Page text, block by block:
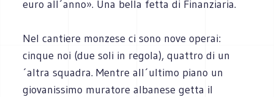
euro all´anno». Una bella fetta di Finanziaria.
Nel cantiere monzese ci sono nove operai:
cinque noi (due soli in regola), quattro di un
´altra squadra. Mentre all´ultimo piano un
giovanissimo muratore albanese getta il